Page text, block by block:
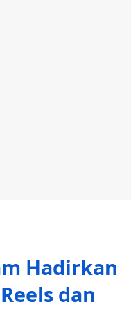
Hadirkan
dan